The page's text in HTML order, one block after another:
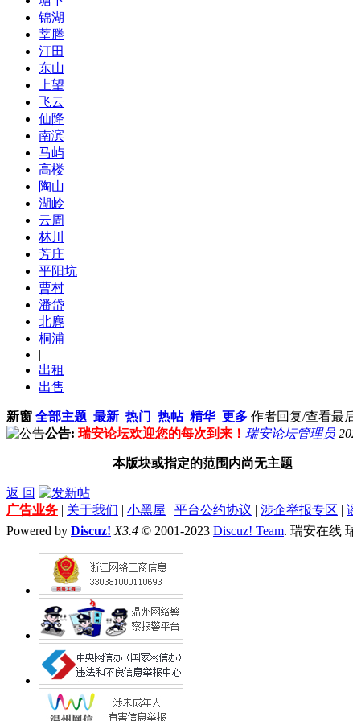
锦湖
莘塍
汀田
东山
上望
飞云
仙降
南滨
马屿
高楼
陶山
湖岭
云周
林川
芳庄
平阳坑
曹村
潘岱
北麂
桐浦
|
出租
出售
新窗 全部主题 最新 热门 热帖 精华 更多 作者回复/查看最
公告: 瑞安论坛欢迎您的每次到来！ 瑞安论坛管理员
本版块或指定的范围内尚无主题
返 回
广告业务 | 关于我们 | 小黑屋 | 平台公约协议 | 涉企举报专区 |
Powered by Discuz! X3.4 © 2001-2023 Discuz! Team. 瑞安在线